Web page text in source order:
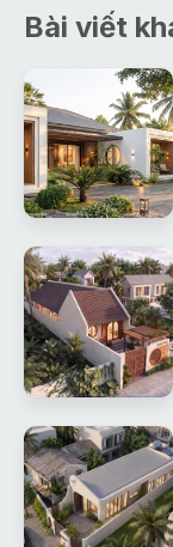
Bài viết